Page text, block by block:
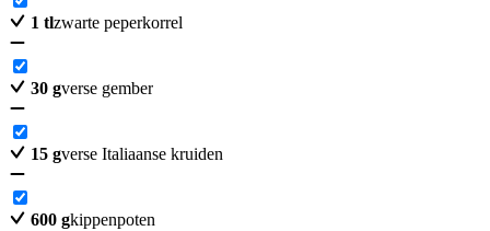
1 tlzwarte peperkorrel
30 gverse gember
15 gverse Italiaanse kruiden
600 gkippenpoten